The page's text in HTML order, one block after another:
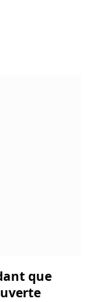
que